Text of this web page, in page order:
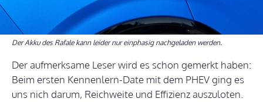
Der Akku des Rafale kann leider nur einphasig nachgeladen werden.
Der aufmerksame Leser wird es schon gemerkt haben:
Beim ersten Kennenlern-Date mit dem PHEV ging es
uns nich darum, Reichweite und Effizienz auszuloten.